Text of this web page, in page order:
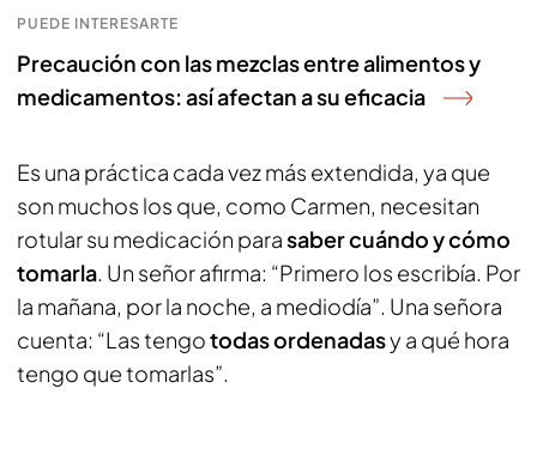
PUEDE INTERESARTE
Precaución con las mezclas entre alimentos y
medicamentos: así afectan a su eficacia
Es una práctica cada vez más extendida, ya que
son muchos los que, como Carmen, necesitan
rotular su medicación parasaber cuándo y cómo
tomarla. Un señor afirma: “Primero los escribía. Por
la mañana, por la noche, a mediodía”. Una señora
cuenta: “Las tengotodas ordenadasy a qué hora
tengo que tomarlas”.